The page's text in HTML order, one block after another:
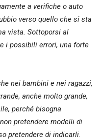
a verifiche o auto
verso quello che si sta
vista. Sottoporsi al
i possibili errori, una forte
nei bambini e nei ragazzi,
anche molto grande,
perché bisogna
pretendere modelli di
pretendere di indicarli.